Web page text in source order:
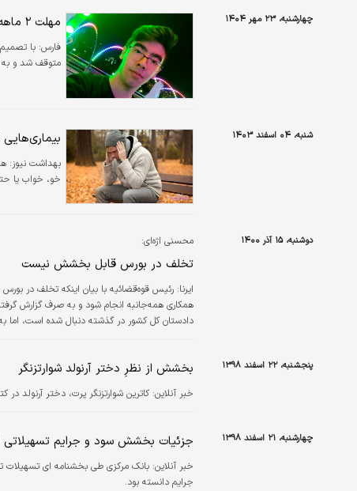
چهارشنبه، ۲۳ مهر ۱۴۰۴ مهلت ۲ ماهه پدر محمد خالقی به قاتل پسرش/ اعدام به تاخیر افتاد
فارس:
متوقف شد و به
شنبه، ۰۴ اسفند ۱۴۰۳
بهداشت نیوز:
خو، خواب یا
دوشنبه، ۱۵ آذر ۱۴۰۰ محسنی اژه‌ا‌ی:
تخلف در بورس قابل بخشش نیست
ايرنا: رئیس قوه‌قضائیه با بیان اینکه تخلف در
همکاری همه‌جانبه انجام شود و به صرف گزارش
دادستان کل کشور در گذشته دنبال شده است، اما
پنجشنبه، ۲۲ اسفند ۱۳۹۸ بخشش از نظرِ دختر آرنولد شوارتزنگر
خبر آنلاین: کاترین شوارتزنگر پرت، دختر آرنولد
چهارشنبه، ۲۱ اسفند ۱۳۹۸ جزئیات بخشش سود و جرایم تسهیلاتی
خبر آنلاین:
جرایم دانسته بود.